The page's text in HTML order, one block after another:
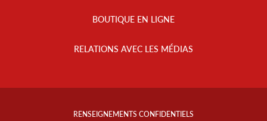
BOUTIQUE EN LIGNE
RELATIONS AVEC LES MÉDIAS
Footer
RENSEIGNEMENTS CONFIDENTIELS